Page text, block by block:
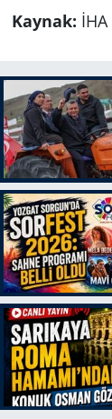
Kaynak: İHA